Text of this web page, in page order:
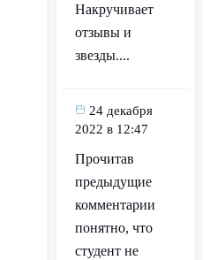
Накручивает
отзывы и
звезды....
24 декабря
2022 в 12:47
Прочитав
предыдущие
комментарии
понятно, что
студент не